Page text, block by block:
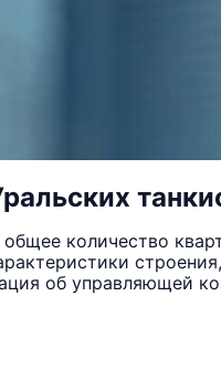
количество
об управляющей